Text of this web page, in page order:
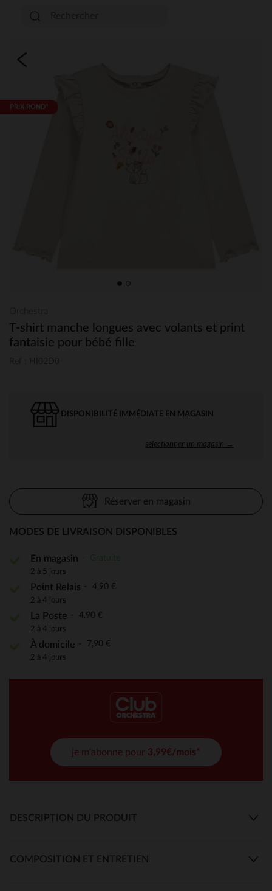
PRIX ROND*
T-shirt manche longues avec volants et print
fantaisie pour bébé fille
DISPONIBILITÉ IMMÉDIATE EN MAGASIN
sélectionner un magasin →
Réserver en magasin
MODES DE LIVRAISON DISPONIBLES
En magasin
2 à 5 jours
Point Relais 4,90 €
2 à 4 jours
La Poste 4,90 €
2 à 4 jours
À domicile 7,90 €
2 à 4 jours
je m'abonne pour 3,99€/mois*
DESCRIPTION DU PRODUIT
COMPOSITION ET ENTRETIEN